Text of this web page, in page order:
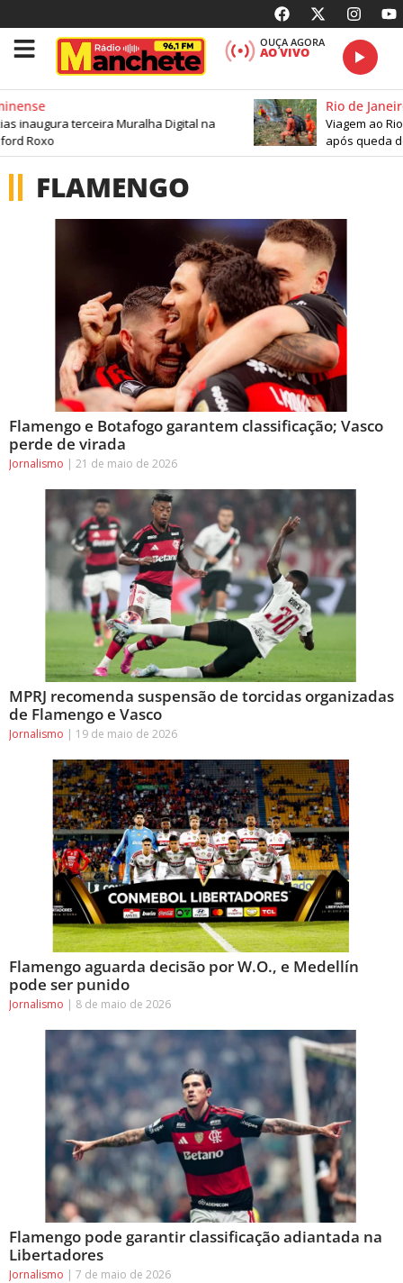
OUÇA AGORA
AO VIVO
terceira Muralha Digital na
Roxo
Rio de Janeiro
Viagem ao Rio
após queda de
FLAMENGO
Flamengo e Botafogo garantem classificação; Vasco
perde de virada
Jornalismo 21 de maio de 2026
MPRJ recomenda suspensão de torcidas organizadas
de Flamengo e Vasco
Jornalismo 19 de maio de 2026
Flamengo aguarda decisão por W.O., e Medellín
pode ser punido
Jornalismo 8 de maio de 2026
Flamengo pode garantir classificação adiantada na
Libertadores
Jornalismo 7 de maio de 2026